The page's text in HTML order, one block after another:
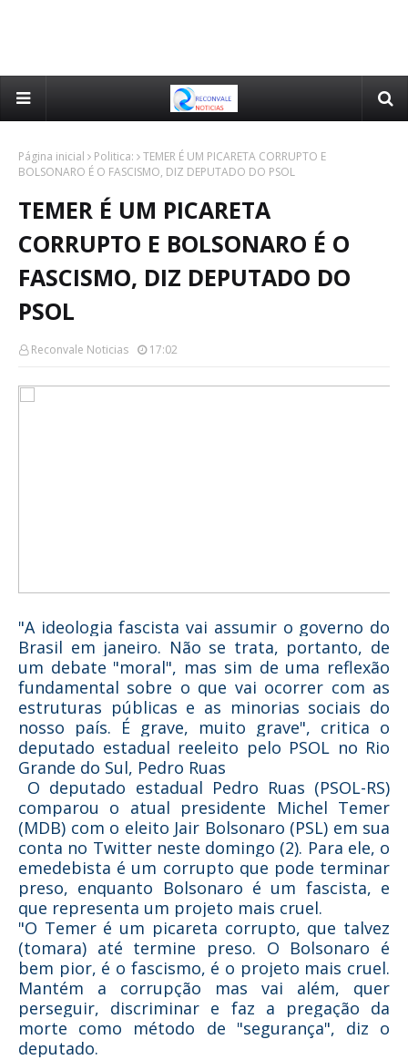
Página inicial Politica:
TEMER É UM PICARETA CORRUPTO E
BOLSONARO É O FASCISMO, DIZ DEPUTADO DO PSOL
TEMER É UM PICARETA
CORRUPTO E BOLSONARO É O
FASCISMO, DIZ DEPUTADO DO
PSOL
Reconvale Noticias 17:02
"A ideologia fascista vai assumir o governo do
Brasil em janeiro. Não se trata, portanto, de
um debate "moral", mas sim de uma reflexão
fundamental sobre o que vai ocorrer com as
estruturas públicas e as minorias sociais do
nosso país. É grave, muito grave", critica o
deputado estadual reeleito pelo PSOL no Rio
Grande do Sul, Pedro Ruas
O deputado estadual Pedro Ruas (PSOL-RS)
comparou o atual presidente Michel Temer
(MDB) com o eleito Jair Bolsonaro (PSL) em sua
conta no Twitter neste domingo (2). Para ele, o
emedebista é um corrupto que pode terminar
preso, enquanto Bolsonaro é um fascista, e
que representa um projeto mais cruel.
"O Temer é um picareta corrupto, que talvez
(tomara) até termine preso. O Bolsonaro é
bem pior, é o fascismo, é o projeto mais cruel.
Mantém a corrupção mas vai além, quer
perseguir, discriminar e faz a pregação da
morte como método de "segurança", diz o
deputado.